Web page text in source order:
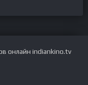
онлайн indiankino.tv